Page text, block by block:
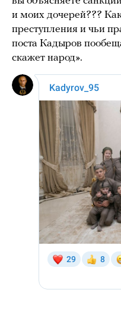
и моих дочерей???
преступления и чьи
поста Кадыров
скажет народ».